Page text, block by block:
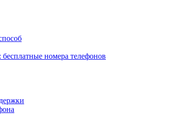
номера телефонов